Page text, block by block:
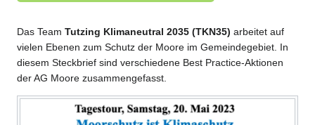
Das Team Tutzing Klimaneutral 2035 (TKN35) arbeitet auf
vielen Ebenen zum Schutz der Moore im Gemeindegebiet. In
diesem Steckbrief sind verschiedene Best Practice-Aktionen
der AG Moore zusammengefasst.